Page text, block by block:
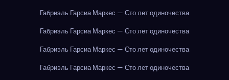
Габриэль Гарсиа Маркес — Сто лет одиночества
Габриэль Гарсиа Маркес — Сто лет одиночества
Габриэль Гарсиа Маркес — Сто лет одиночества
Габриэль Гарсиа Маркес — Сто лет одиночества